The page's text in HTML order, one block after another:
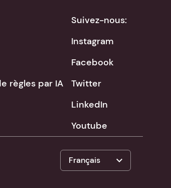
règles par IA
Suivez-nous:
Instagram
Facebook
Twitter
LinkedIn
Youtube
Français expand_more